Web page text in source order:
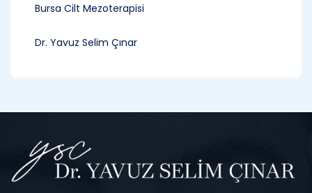
Bursa Cilt Mezoterapisi
Dr. Yavuz Selim Çınar